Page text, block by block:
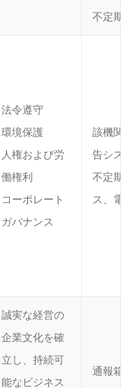
不定期
法令遵守
環境保護
人権および労
働権利
コーポレート
ガバナンス
該機関
告シス
不定期
ス、電
誠実な経営の
企業文化を確
立し、持続可
能なビジネス
通報箱